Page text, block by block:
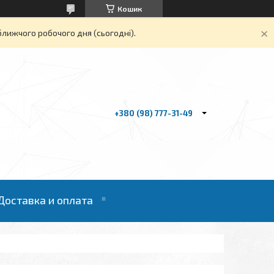
Кошик
робочого дня (сьогодні).
+380 (98) 777-31-49
и оплата